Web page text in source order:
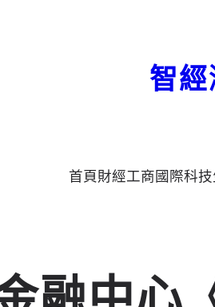
智
首頁財經工商國際科技